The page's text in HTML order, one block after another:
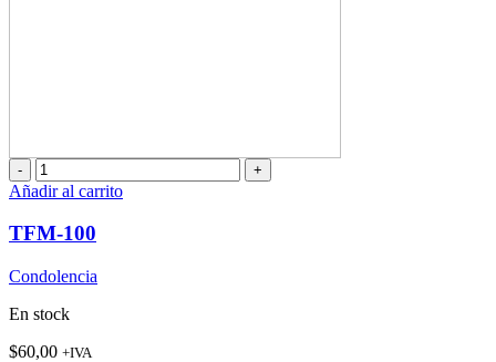
TFM-
100
Añadir al carrito
TFM-100
Condolencia
En stock
$60,00 +IVA